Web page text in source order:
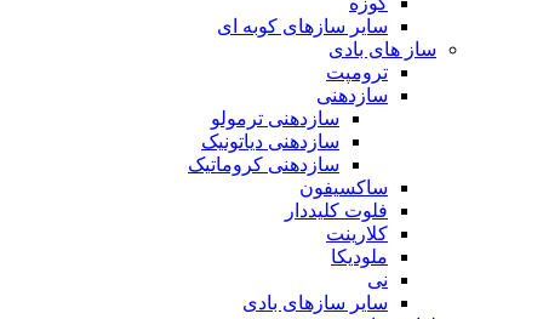
سایر سازهای کوبه ای
ساز های بادی
ترومپت
سازدهنی
سازدهنی ترمولو
سازدهنی دیاتونیک
سازدهنی کروماتیک
ساکسیفون
فلوت کلیددار
کلارینت
ملودیکا
نی
سایر سازهای بادی